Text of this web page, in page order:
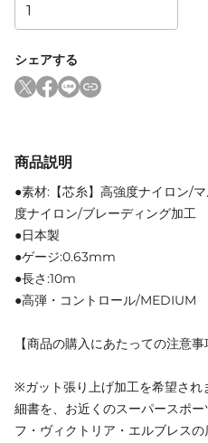
シェアする
商品説明
●素材:【芯糸】高強度ナイロン/
度ナイロン/ブレーディング加工
●日本製
●ゲージ:0.63mm
●長さ:10m
●高弾・コントロール/MEDIUM
【商品の購入にあたっての注意事
※ガット張り上げ加工を希望され
細書を、お近くのスーパースポ
フ・ヴィクトリア・エルブレスの